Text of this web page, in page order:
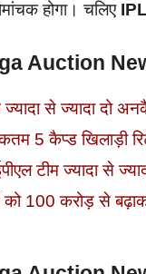
होगा। चलिए
Auction
ज्यादा से ज्यादा दो
5 कैप्ड खिलाड़ी
टीम ज्यादा से
100 करोड़ से